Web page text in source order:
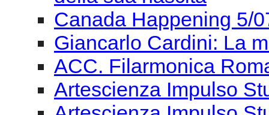
Canada Happening 5/
Giancarlo Cardini: La
ACC. Filarmonica
Artescienza Impulso